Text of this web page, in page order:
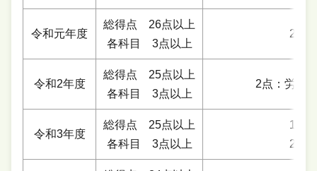
令和元年度
総得点 26点以上
各科目 3点以上
2点
令和2年度
総得点 25点以上
各科目 3点以上
2点：労一
令和3年度
総得点 25点以上
各科目 3点以上
1点
2点